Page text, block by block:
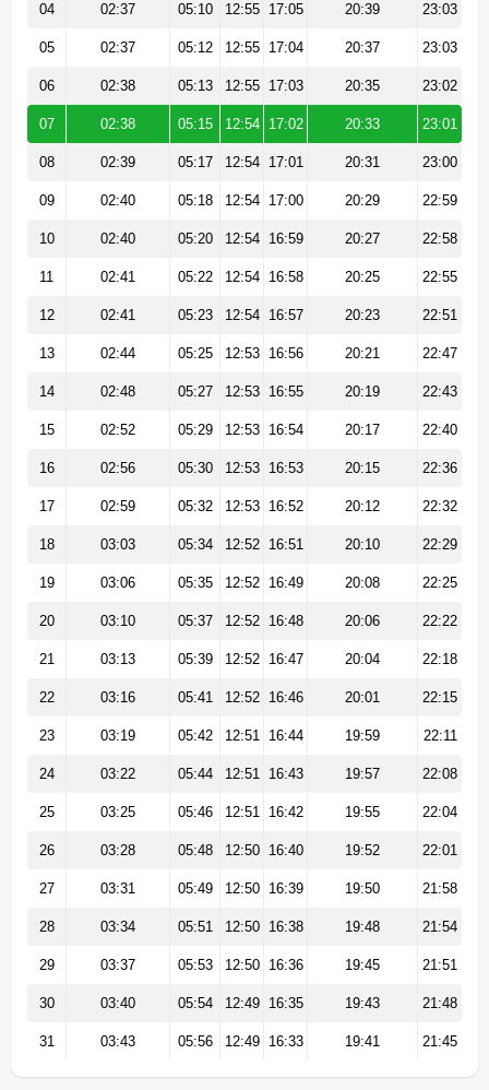
04 02:37 05:10 12:55 17:05 20:39 23:03
05 02:37 05:12 12:55 17:04 20:37 23:03
06 02:38 05:13 12:55 17:03 20:35 23:02
07 02:38 05:15 12:54 17:02 20:33 23:01
08 02:39 05:17 12:54 17:01 20:31 23:00
09 02:40 05:18 12:54 17:00 20:29 22:59
10 02:40 05:20 12:54 16:59 20:27 22:58
11 02:41 05:22 12:54 16:58 20:25 22:55
12 02:41 05:23 12:54 16:57 20:23 22:51
13 02:44 05:25 12:53 16:56 20:21 22:47
14 02:48 05:27 12:53 16:55 20:19 22:43
15 02:52 05:29 12:53 16:54 20:17 22:40
16 02:56 05:30 12:53 16:53 20:15 22:36
17 02:59 05:32 12:53 16:52 20:12 22:32
18 03:03 05:34 12:52 16:51 20:10 22:29
19 03:06 05:35 12:52 16:49 20:08 22:25
20 03:10 05:37 12:52 16:48 20:06 22:22
21 03:13 05:39 12:52 16:47 20:04 22:18
22 03:16 05:41 12:52 16:46 20:01 22:15
23 03:19 05:42 12:51 16:44 19:59 22:11
24 03:22 05:44 12:51 16:43 19:57 22:08
25 03:25 05:46 12:51 16:42 19:55 22:04
26 03:28 05:48 12:50 16:40 19:52 22:01
27 03:31 05:49 12:50 16:39 19:50 21:58
28 03:34 05:51 12:50 16:38 19:48 21:54
29 03:37 05:53 12:50 16:36 19:45 21:51
30 03:40 05:54 12:49 16:35 19:43 21:48
31 03:43 05:56 12:49 16:33 19:41 21:45